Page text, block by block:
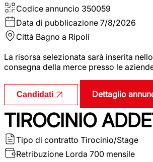
Codice annuncio 350059
Data di pubblicazione 7/8/2026
Città Bagno a Ripoli
La risorsa selezionata sarà inserita
consegna della merce presso le
Candidati Dettaglio
TIROCINIO
Tipo di contratto Tirocinio/Stage
Retribuzione Lorda 700 mensile